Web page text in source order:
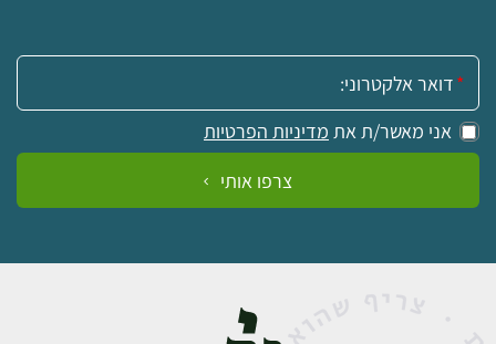
אימייל:
אני מאשר/ת את מדיניות הפרטיות
צרפו אותי